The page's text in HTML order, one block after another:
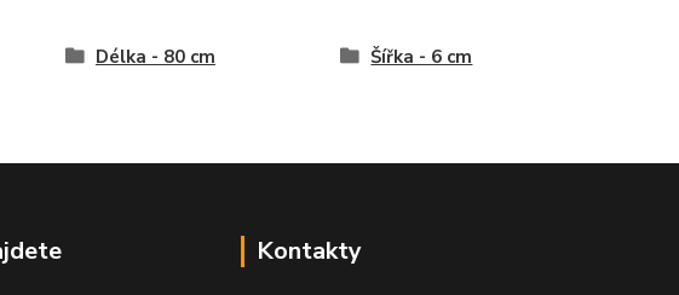
Délka - 80 cm Šířka - 6 cm
Kontakty